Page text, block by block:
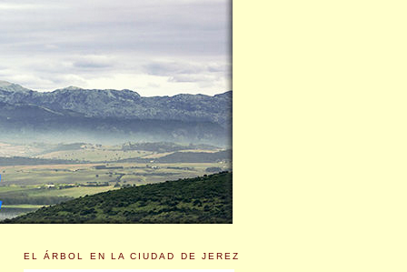
EL ÁRBOL EN LA CIUDAD DE JEREZ